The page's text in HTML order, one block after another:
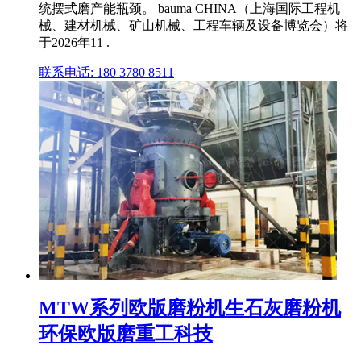
统摆式磨产能瓶颈。 bauma CHINA（上海国际工程机
械、建材机械、矿山机械、工程车辆及设备博览会）将
于2026年11 .
联系电话: 180 3780 8511
MTW系列欧版磨粉机生石灰磨粉机
环保欧版磨重工科技